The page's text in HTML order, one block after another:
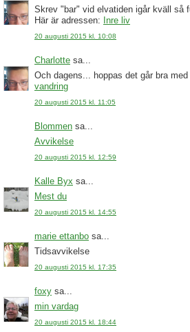
Skrev "bar" vid elvatiden igår kväll så
Här är adressen: Inre liv
20 augusti 2015 kl. 10:08
Charlotte sa...
Och dagens... hoppas det går bra
vandring
20 augusti 2015 kl. 11:05
Blommen sa...
Avvikelse
20 augusti 2015 kl. 12:59
Kalle Byx sa...
Mest du
20 augusti 2015 kl. 14:55
marie ettanbo sa...
Tidsavvikelse
20 augusti 2015 kl. 17:35
foxy sa...
min vardag
20 augusti 2015 kl. 18:44